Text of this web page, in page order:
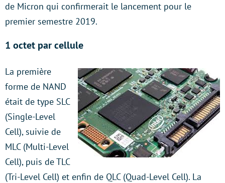
de Micron qui confirmerait le lancement pour le
premier semestre 2019.
1 octet par cellule
La première
forme de NAND
était de type SLC
(Single-Level
Cell), suivie de
MLC (Multi-Level
Cell), puis de TLC
(Tri-Level Cell) et enfin de QLC (Quad-Level Cell). La